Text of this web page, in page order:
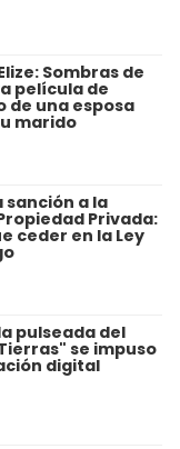
Sombras de
película de
de una esposa
marido
sanción a la
Privada:
ceder en la Ley
pulseada del
se impuso
digital